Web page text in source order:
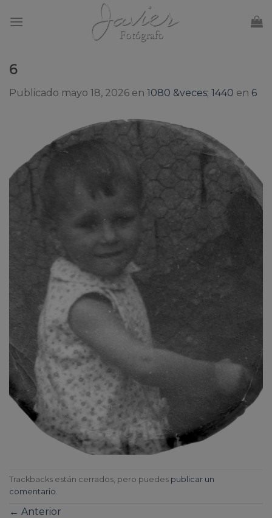
6
Publicado mayo 18, 2026 en 1080 &veces; 1440 en 6
Trackbacks están cerrados, pero puedes publicar un
comentario
← Anterior